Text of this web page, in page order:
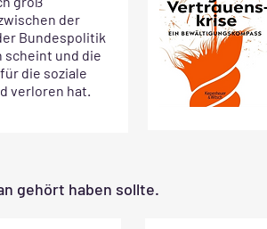
der
Bundespolitik
scheint und die
die soziale
verloren hat.
gehört haben sollte.